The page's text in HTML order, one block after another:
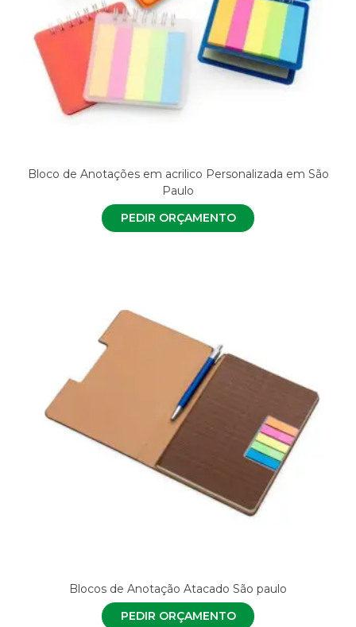
Bloco de Anotações em acrilico Personalizada em São
Paulo
PEDIR ORÇAMENTO
Blocos de Anotação Atacado São paulo
PEDIR ORÇAMENTO